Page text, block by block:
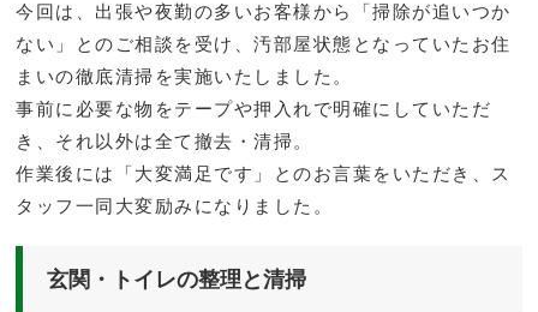
今回は、出張や夜勤の多いお客様から「掃除が追いつか
ない」とのご相談を受け、汚部屋状態となっていたお住
まいの徹底清掃を実施いたしました。
事前に必要な物をテープや押入れで明確にしていただ
き、それ以外は全て撤去・清掃。
作業後には「大変満足です」とのお言葉をいただき、ス
タッフ一同大変励みになりました。
玄関・トイレの整理と清掃